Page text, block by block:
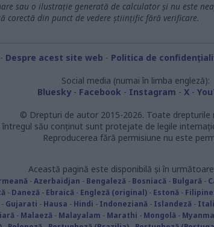
sau o ilustrație generată de calculator și nu este
corectă din punct de vedere științific fără verificare.
Despre acest site web - Politica de
Social media (numai în limba engleză):
Bluesky- Facebook - Instagram - X-
© Drepturi de autor 2015-2026. Toate drepturile
său conținut sunt protejate de legile
Reproducerea fără permisiune nu este
Această pagină este disponibilă și în
-Azerbaidjan - Bengaleză - Bosniacă - Bulgară -
- Daneză - Ebraică - Engleză (original) - Estonă -
- Gujarati - Hausa - Hindi - Indoneziană - Islandeză -
- Malaeză - Malayalam - Marathi - Mongolă -